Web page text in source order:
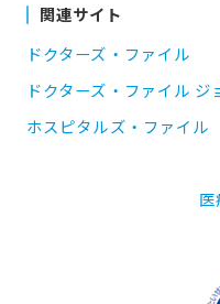
関連サイト
ドクターズ・ファイル
ドクターズ・ファイル ジ
ホスピタルズ・ファイル